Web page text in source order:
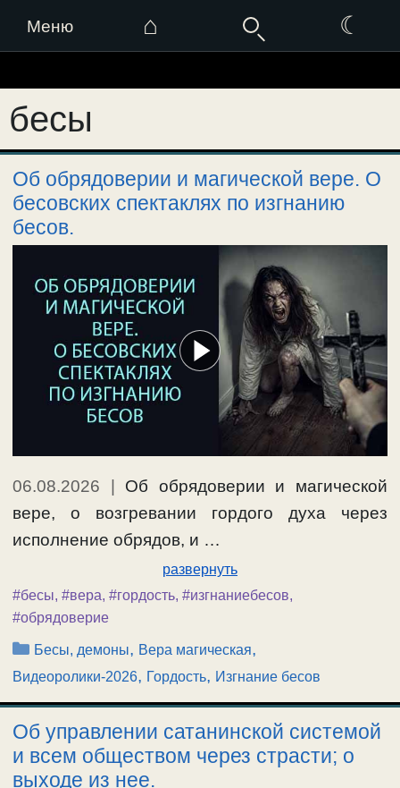
Меню ⌂ ☾
к
содержимому
бесы
Об обрядоверии и магической вере. О
бесовских спектаклях по изгнанию
бесов.
06.08.2026 | Об обрядоверии и магической
вере, о возгревании гордого духа через
исполнение обрядов, и …
развернуть
#бесы, #вера, #гордость, #изгнаниебесов,
#обрядоверие
Рубрики
Бесы, демоны, Вера магическая,
Видеоролики-2026, Гордость, Изгнание бесов
Об управлении сатанинской системой
и всем обществом через страсти; о
выходе из нее.